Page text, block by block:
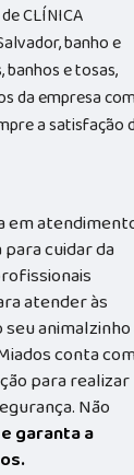
CLÍNICA
banho e
e tosas,
da empresa
a satisfação
em
cuidar da
atender às
animalzinho
conta
para realizar
Não
garanta a